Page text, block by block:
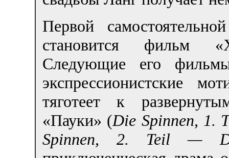
Первой
становится фильм
Следующие его
экспрессионистские
тяготеет к
«Пауки» (Die Spinnen, 1.
Spinnen, 2. Teil —